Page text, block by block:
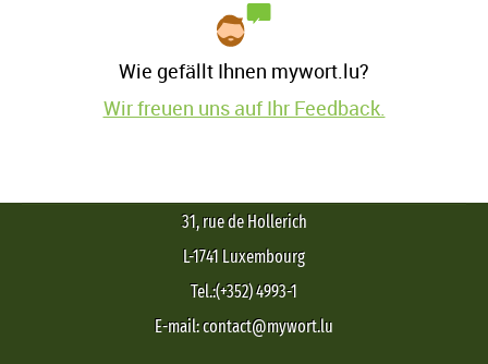
Wie gefällt Ihnen mywort.lu?
Wir freuen uns auf Ihr Feedback.
31, rue de Hollerich
L-1741 Luxembourg
Tel.:(+352) 4993-1
E-mail: contact@mywort.lu